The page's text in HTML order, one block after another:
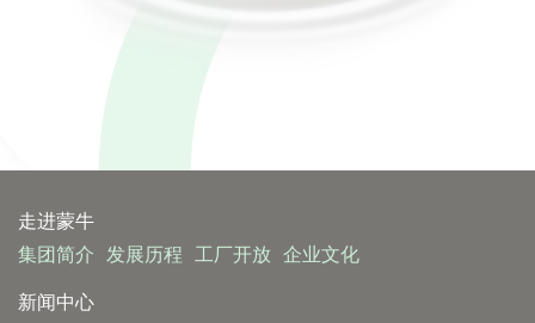
走进蒙牛
集团简介
发展历程 工厂开放 企业文化
新闻中心